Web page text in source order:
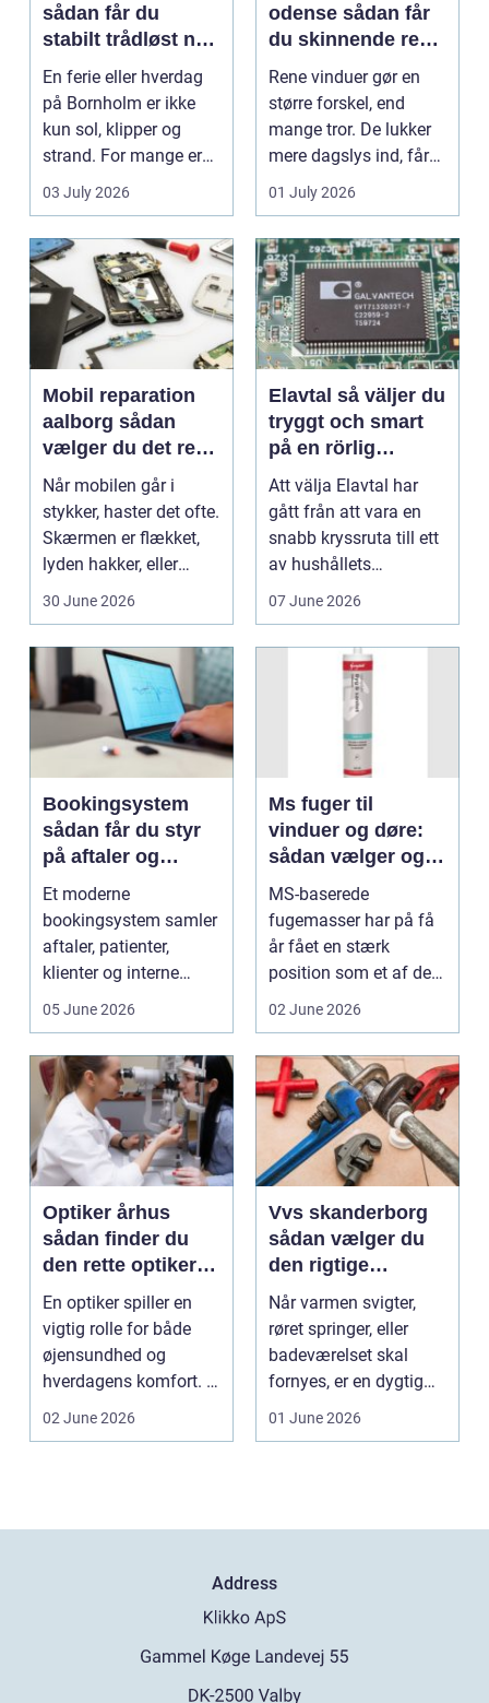
sådan får du
stabilt trådløst net
på klippeøen
En ferie eller hverdag
på Bornholm er ikke
kun sol, klipper og
strand. For mange er
en stabil intern...
03 July 2026
odense sådan får
du skinnende rene
ruder året rundt
Rene vinduer gør en
større forskel, end
mange tror. De lukker
mere dagslys ind, får
hjem og erhvervs...
01 July 2026
Mobil reparation
aalborg sådan
vælger du det rette
værksted
Når mobilen går i
stykker, haster det ofte.
Skærmen er flækket,
lyden hakker, eller
batteriet løber ...
30 June 2026
Elavtal så väljer du
tryggt och smart
på en rörlig
elmarknad
Att välja Elavtal har
gått från att vara en
snabb kryssruta till ett
av hushållets
viktigaste ekonom...
07 June 2026
Bookingsystem
sådan får du styr
på aftaler og
arbejdsgange
Et moderne
bookingsystem samler
aftaler, patienter,
klienter og interne
arbejdsgange ét sted. I
05 June 2026
Ms fuger til
vinduer og døre:
sådan vælger og
bruger du dem
rigtigt
MS-baserede
fugemasser har på få
år fået en stærk
position som et af de
mest alsidige valg til
02 June 2026
Optiker århus
sådan finder du
den rette optiker i
byen
En optiker spiller en
vigtig rolle for både
øjensundhed og
hverdagens komfort. I
en by som Aarhus, h...
02 June 2026
Vvs skanderborg
sådan vælger du
den rigtige
installatør
Når varmen svigter,
røret springer, eller
badeværelset skal
fornyes, er en dygtig
VVS-installatør gu...
01 June 2026
Address